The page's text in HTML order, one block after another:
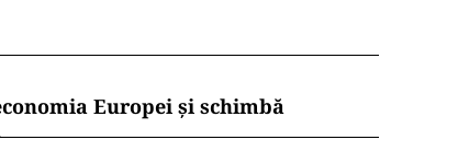
Europei și schimbă